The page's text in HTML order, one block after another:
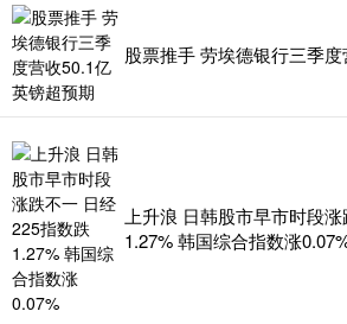
股票推手 劳埃德银行三季
上升浪 日韩股市早市时段
1.27% 韩国综合指数涨